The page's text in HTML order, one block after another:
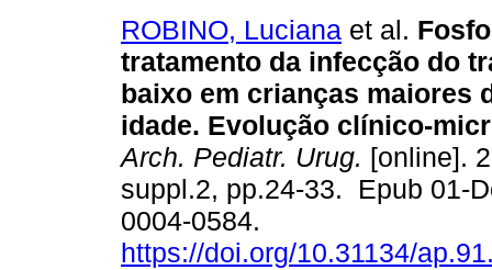
ROBINO, Luciana et al.
tratamento da infecção do
baixo em crianças maiores
idade. Evolução clínico-
Arch. Pediatr. Urug. [online].
suppl.2, pp.24-33. Epub 01-
0004-0584.
https://doi.org/10.31134/